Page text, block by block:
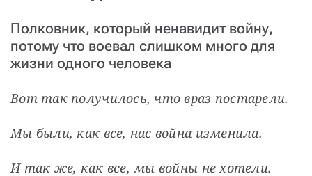
Полковник, который ненавидит войну,
потому что воевал слишком много для
жизни одного человека
Вот так получилось, что враз постарели.
Мы были, как все, нас война изменила.
И так же, как все, мы войны не хотели.